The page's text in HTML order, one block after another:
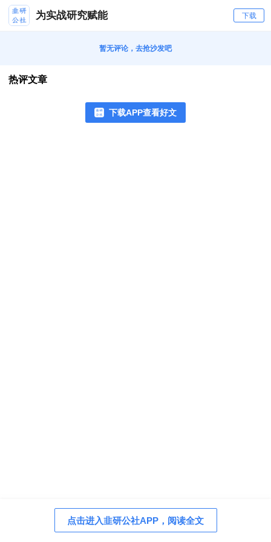
为实战研究赋能 下载
暂无评论，去抢沙发吧
热评文章
下载APP查看好文
点击进入韭研公社APP，阅读全文